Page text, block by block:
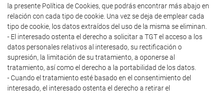
la presente Política de Cookies, que podrás encontrar más abajo en
relación con cada tipo de cookie. Una vez se deja de emplear cada
tipo de cookie, los datos extraídos del uso de la misma se eliminan.
- El interesado ostenta el derecho a solicitar a TGT el acceso a los
datos personales relativos al interesado, su rectificación o
supresión, la limitación de su tratamiento, a oponerse al
tratamiento, así como el derecho a la portabilidad de los datos.
- Cuando el tratamiento esté basado en el consentimiento del
interesado, el interesado ostenta el derecho a retirar el